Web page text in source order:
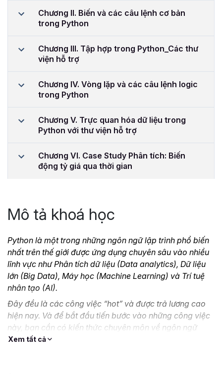
Chương II. Biến và các câu lệnh cơ bản
trong Python
Chương III. Tập hợp trong Python_Các thư
viện hỗ trợ
Chương IV. Vòng lặp và các câu lệnh logic
trong Python
Chương V. Trực quan hóa dữ liệu trong
Python với thư viện hỗ trợ
Chương VI. Case Study Phân tích: Biến
động tỷ giá qua thời gian
Mô tả khoá học
Python là một trong những ngôn ngữ lập trình phổ biến
nhất trên thế giới được ứng dụng chuyên sâu vào nhiều
lĩnh vực như Phân tích dữ liệu (Data analytics), Dữ liệu
lớn (Big Data), Máy học (Machine Learning) và Trí tuệ
nhân tạo (AI).
Đây đều là các công việc “hot” và được trả lương cao
hiện nay. Và để bắt đầu tiến bước vào những công việc
này, bạn cần có kiến thức chuyên môn về ngôn ngữ
Python.
Xem tất cả